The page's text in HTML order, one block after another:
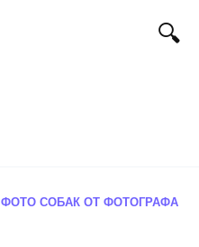
ФОТО СОБАК ОТ ФОТОГРАФА